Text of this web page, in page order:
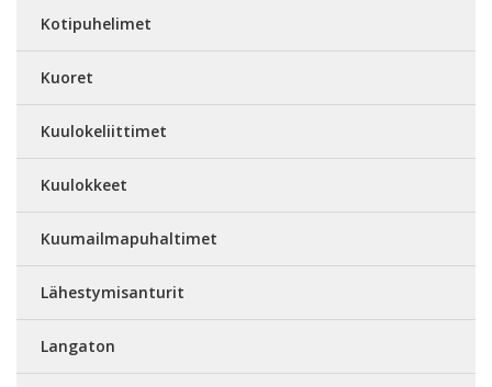
Kotipuhelimet
Kuoret
Kuulokeliittimet
Kuulokkeet
Kuumailmapuhaltimet
Lähestymisanturit
Langaton